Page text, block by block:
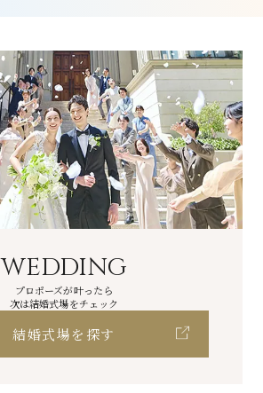
WEDDING
プロポーズが叶ったら
次は結婚式場をチェック
結婚式場を探す